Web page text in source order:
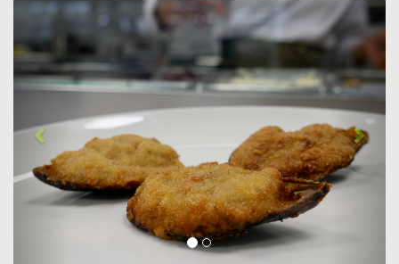
&lsaquo;
Anterior